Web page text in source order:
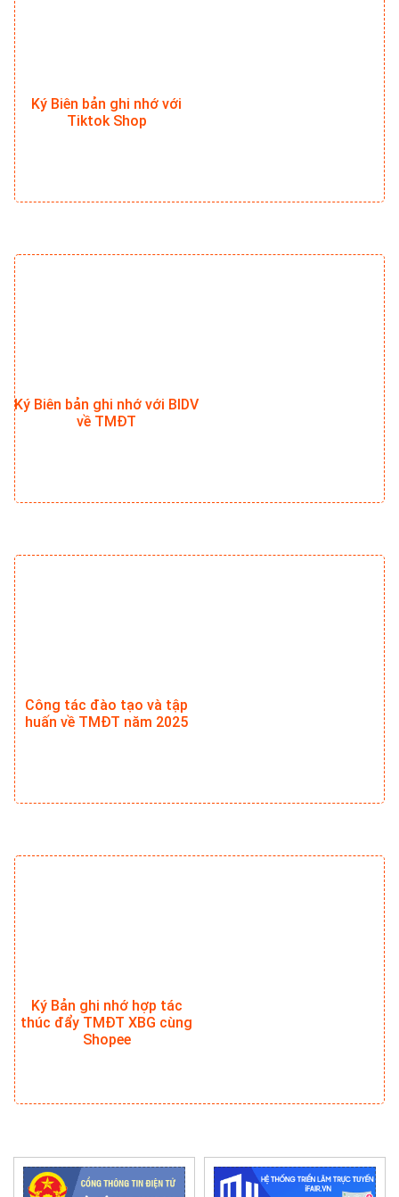
Ký Biên bản ghi nhớ với
Tiktok Shop
Ký Biên bản ghi nhớ với BIDV
về TMĐT
Công tác đào tạo và tập
huấn về TMĐT năm 2025
Ký Bản ghi nhớ hợp tác
thúc đẩy TMĐT XBG cùng
Shopee